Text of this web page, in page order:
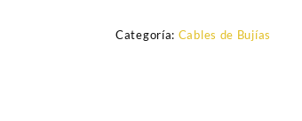
Categoría: Cables de Bujías